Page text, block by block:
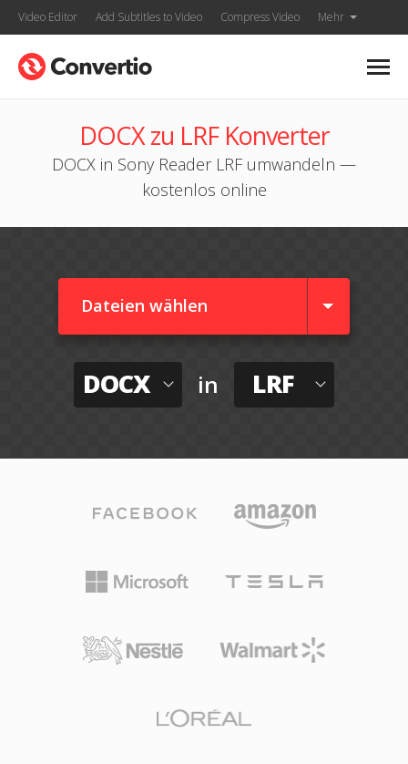
Video Editor Add Subtitles to Video Compress Video Mehr
DOCX zu LRF Konverter
DOCX in Sony Reader LRF umwandeln —
kostenlos online
Dateien wählen
DOCX in LRF